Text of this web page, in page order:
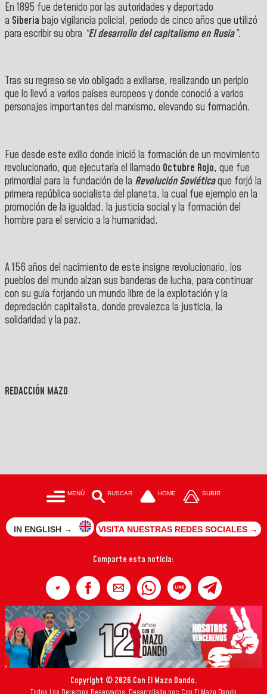
En 1895 fue detenido por las autoridades y deportado
a Siberia bajo vigilancia policial, periodo de cinco años que utilizó
para escribir su obra “El desarrollo del capitalismo en Rusia”.
Tras su regreso se vio obligado a exiliarse, realizando un periplo
que lo llevó a varios países europeos y donde conoció a varios
personajes importantes del marxismo, elevando su formación.
Fue desde este exilio donde inició la formación de un movimiento
revolucionario, que ejecutaría el llamado Octubre Rojo, que fue
primordial para la fundación de la Revolución Soviéticaque forjó la
primera república socialista del planeta, la cual fue ejemplo en la
promoción de la igualdad, la justicia social y la formación del
hombre para el servicio a la humanidad.
A 156 años del nacimiento de este insigne revolucionario, los
pueblos del mundo alzan sus banderas de lucha, para continuar
con su guía forjando un mundo libre de la explotación y la
depredación capitalista, donde prevalezca la justicia, la
solidaridad y la paz.
REDACCIÓN MAZO
MENÚ BUSCAR HOME SUBIR
IN ENGLISH → VISITA NUESTRAS REDES SOCIALES →
Comparte esta noticia:
Copyright © 2026 Con El Mazo Dando.